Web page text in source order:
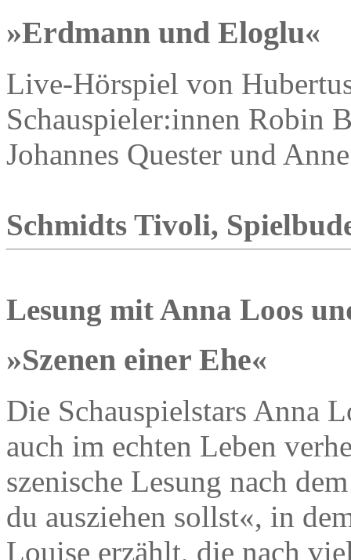
»Erdmann und Eloglu«
Live-Hörspiel von
Schauspieler:innen Robin
Johannes Quester und
Schmidts Tivoli,
Lesung mit Anna Loos
»Szenen einer Ehe«
Die Schauspielstars Anna
auch im echten Leben
szenische Lesung nach
du ausziehen sollst«, in
Louise erzählt, die nach